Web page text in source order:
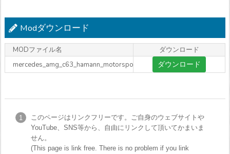
Modダウンロード
MODファイル名
ダウンロード
mercedes_amg_c63_hamann_motorsport.rar
ダウンロード
このページはリンクフリーです。ご自身のウェブサイトや
YouTube、SNS等から、自由にリンクして頂いてかまいま
せん。
(This page is link free. There is no problem if you link